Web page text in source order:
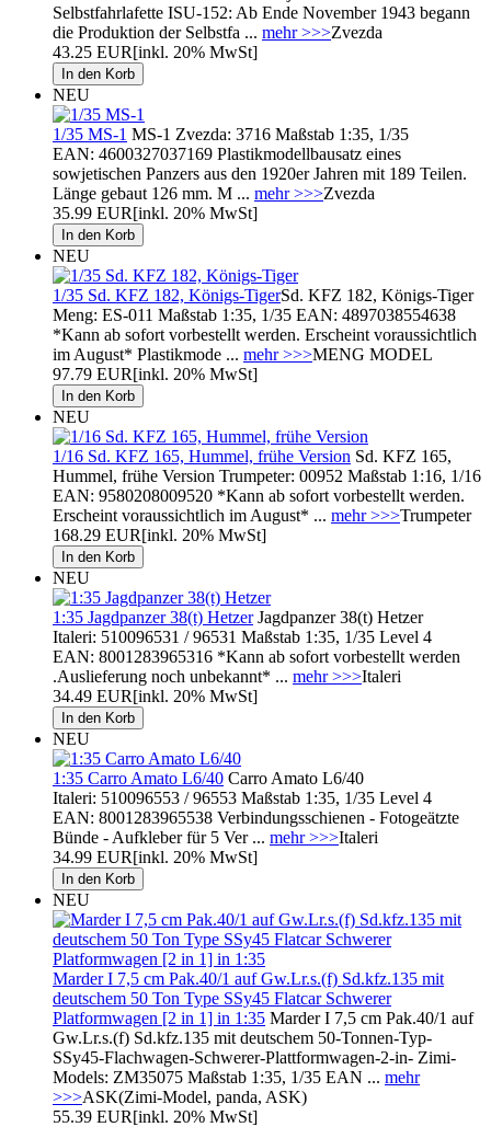
Selbstfahrlafette ISU-152: Ab Ende November 1943 begann
die Produktion der Selbstfa ... mehr >>>Zvezda
43.25 EUR[inkl. 20% MwSt]
NEU
1/35 MS-1 MS-1 Zvezda: 3716 Maßstab 1:35, 1/35
EAN: 4600327037169 Plastikmodellbausatz eines
sowjetischen Panzers aus den 1920er Jahren mit 189 Teilen.
Länge gebaut 126 mm. M ... mehr >>>Zvezda
35.99 EUR[inkl. 20% MwSt]
NEU
1/35 Sd. KFZ 182, Königs-TigerSd. KFZ 182, Königs-Tiger
Meng: ES-011 Maßstab 1:35, 1/35 EAN: 4897038554638
*Kann ab sofort vorbestellt werden. Erscheint voraussichtlich
im August* Plastikmode ... mehr >>>MENG MODEL
97.79 EUR[inkl. 20% MwSt]
NEU
1/16 Sd. KFZ 165, Hummel, frühe Version Sd. KFZ 165,
Hummel, frühe Version Trumpeter: 00952 Maßstab 1:16, 1/16
EAN: 9580208009520 *Kann ab sofort vorbestellt werden.
Erscheint voraussichtlich im August* ... mehr >>>Trumpeter
168.29 EUR[inkl. 20% MwSt]
NEU
1:35 Jagdpanzer 38(t) HetzerJagdpanzer 38(t) Hetzer
Italeri: 510096531 / 96531 Maßstab 1:35, 1/35 Level 4
EAN: 8001283965316 *Kann ab sofort vorbestellt werden
.Auslieferung noch unbekannt* ... mehr >>>Italeri
34.49 EUR[inkl. 20% MwSt]
NEU
1:35 Carro Amato L6/40 Carro Amato L6/40
Italeri: 510096553 / 96553 Maßstab 1:35, 1/35 Level 4
EAN: 8001283965538 Verbindungsschienen - Fotogeätzte
Bünde - Aufkleber für 5 Ver ... mehr >>>Italeri
34.99 EUR[inkl. 20% MwSt]
NEU
Marder I 7,5 cm Pak.40/1 auf Gw.Lr.s.(f) Sd.kfz.135 mit
deutschem 50 Ton Type SSy45 Flatcar Schwerer
Platformwagen [2 in 1] in 1:35 Marder I 7,5 cm Pak.40/1 auf
Gw.Lr.s.(f) Sd.kfz.135 mit deutschem 50-Tonnen-Typ-
SSy45-Flachwagen-Schwerer-Plattformwagen-2-in- Zimi-
Models: ZM35075 Maßstab 1:35, 1/35 EAN ... mehr
>>>ASK(Zimi-Model, panda, ASK)
55.39 EUR[inkl. 20% MwSt]